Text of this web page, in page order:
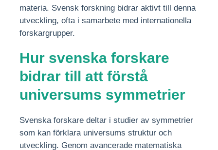
materia. Svensk forskning bidrar aktivt till denna
utveckling, ofta i samarbete med internationella
forskargrupper.
Hur svenska forskare
bidrar till att förstå
universums symmetrier
Svenska forskare deltar i studier av symmetrier
som kan förklara universums struktur och
utveckling. Genom avancerade matematiska